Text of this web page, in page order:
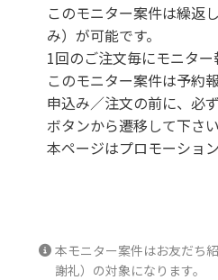
このモニター案件は繰返
み）が可能です。
1回のご注文毎にモニター
このモニター案件は予約
申込み／注文の前に、必
ボタンから遷移して下さい
本ページはプロモーショ
本モニター案件はお友だち
謝礼）の対象になります。